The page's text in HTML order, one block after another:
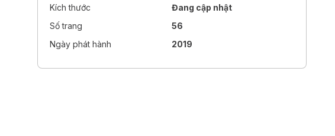
Kích thước
Đang cập nhật
Số trang
56
Ngày phát hành
2019